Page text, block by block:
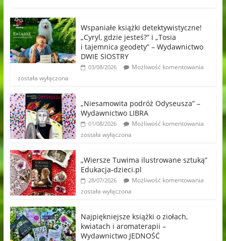
Wspaniałe książki detektywistyczne!
„Cyryl, gdzie jesteś?” i „Tosia
i tajemnica geodety” – Wydawnictwo
DWIE SIOSTRY
03/08/2026
Możliwość komentowania
została wyłączona
„Niesamowita podróż Odyseusza” –
Wydawnictwo LIBRA
01/08/2026
Możliwość komentowania
została wyłączona
„Wiersze Tuwima ilustrowane sztuką”
Edukacja-dzieci.pl
28/07/2026
Możliwość komentowania
została wyłączona
Najpiękniejsze książki o ziołach,
kwiatach i aromaterapii –
Wydawnictwo JEDNOŚĆ